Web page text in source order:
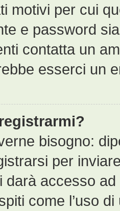
motivi per cui
e password
contatta un
esserci un
bisogno:
per
darà accesso
come l’uso